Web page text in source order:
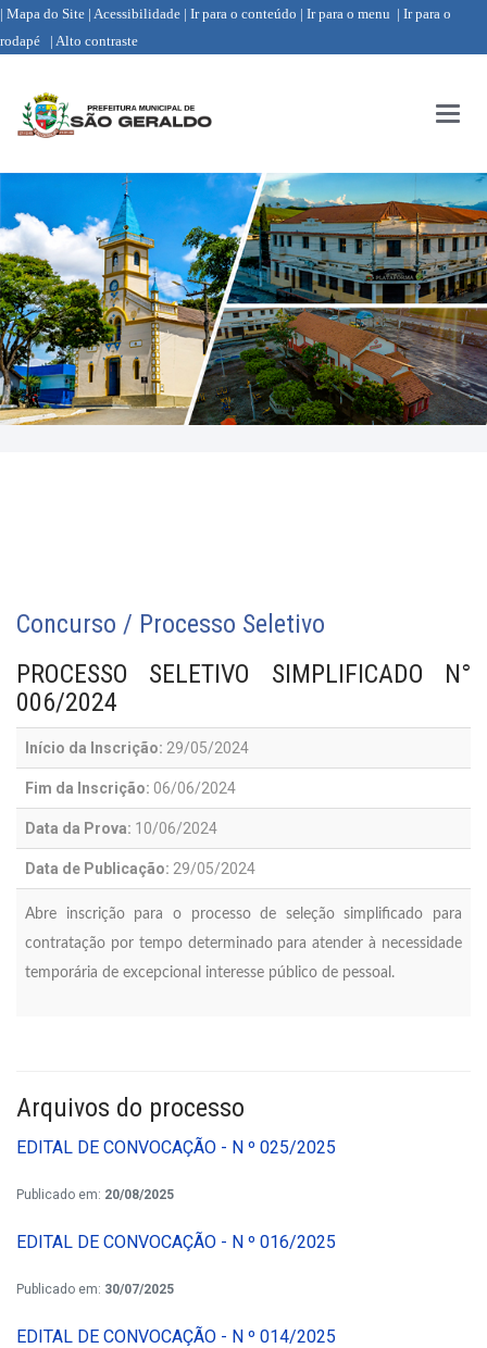
| Mapa do Site | Acessibilidade | Ir para o conteúdo | Ir para o menu | Ir para o
rodapé
| Alto contraste
Menu
Concurso / Processo Seletivo
PROCESSO SELETIVO SIMPLIFICADO N°
006/2024
Início da Inscrição: 29/05/2024
Fim da Inscrição: 06/06/2024
Data da Prova: 10/06/2024
Data de Publicação: 29/05/2024
Abre inscrição para o processo de seleção simplificado para
contratação por tempo determinado para atender à necessidade
temporária de excepcional interesse público de pessoal.
Arquivos do processo
EDITAL DE CONVOCAÇÃO - N º 025/2025
Publicado em: 20/08/2025
EDITAL DE CONVOCAÇÃO - N º 016/2025
Publicado em: 30/07/2025
EDITAL DE CONVOCAÇÃO - N º 014/2025